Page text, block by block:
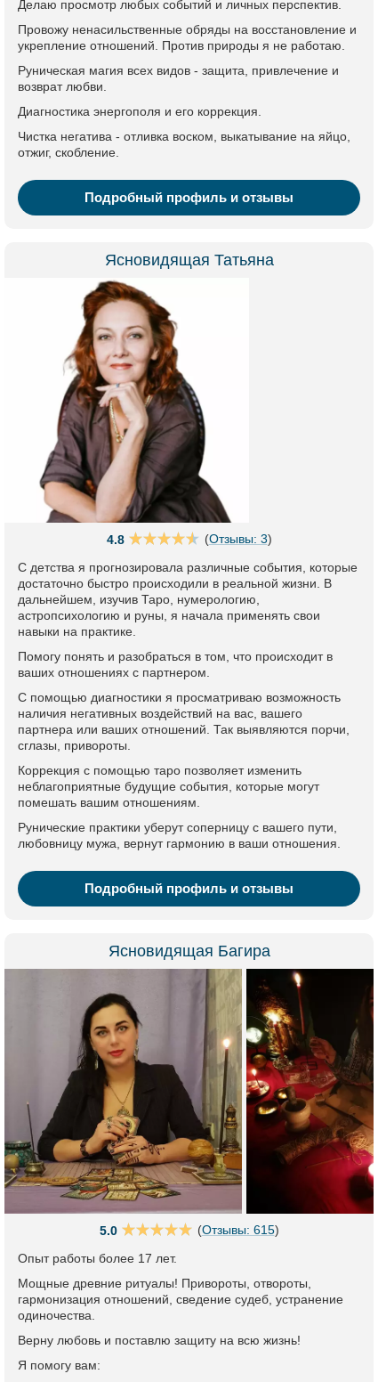
Делаю просмотр любых событий и личных перспектив.
Провожу ненасильственные обряды на восстановление и
укрепление отношений. Против природы я не работаю.
Руническая магия всех видов - защита, привлечение и
возврат любви.
Диагностика энергополя и его коррекция.
Чистка негатива - отливка воском, выкатывание на яйцо,
отжиг, скобление.
Подробный профиль и отзывы
Ясновидящая Татьяна
4.8 (Отзывы: 3)
С детства я прогнозировала различные события, которые
достаточно быстро происходили в реальной жизни. В
дальнейшем, изучив Таро, нумерологию,
астропсихологию и руны, я начала применять свои
навыки на практике.
Помогу понять и разобраться в том, что происходит в
ваших отношениях с партнером.
С помощью диагностики я просматриваю возможность
наличия негативных воздействий на вас, вашего
партнера или ваших отношений. Так выявляются порчи,
сглазы, привороты.
Коррекция с помощью таро позволяет изменить
неблагоприятные будущие события, которые могут
помешать вашим отношениям.
Рунические практики уберут соперницу с вашего пути,
любовницу мужа, вернут гармонию в ваши отношения.
Подробный профиль и отзывы
Ясновидящая Багира
5.0 (Отзывы: 615)
Опыт работы более 17 лет.
Мощные древние ритуалы! Привороты, отвороты,
гармонизация отношений, сведение судеб, устранение
одиночества.
Верну любовь и поставлю защиту на всю жизнь!
Я помогу вам: